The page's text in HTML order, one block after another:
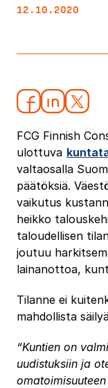
12.10.2020
FCG Finnish
ulottuva
valtaosalla
päätöksiä.
vaikutus
heikko
taloudellisen
joutuu
lainanottoa,
Tilanne ei
mahdollista
“Kuntien on
uudistuksiin ja